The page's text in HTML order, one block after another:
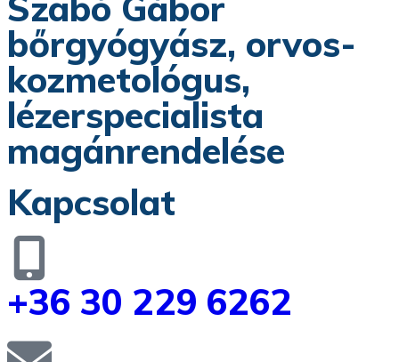
bőrgyógyász, orvos-
kozmetológus,
lézerspecialista
magánrendelése
Kapcsolat
+36 30 229 6262